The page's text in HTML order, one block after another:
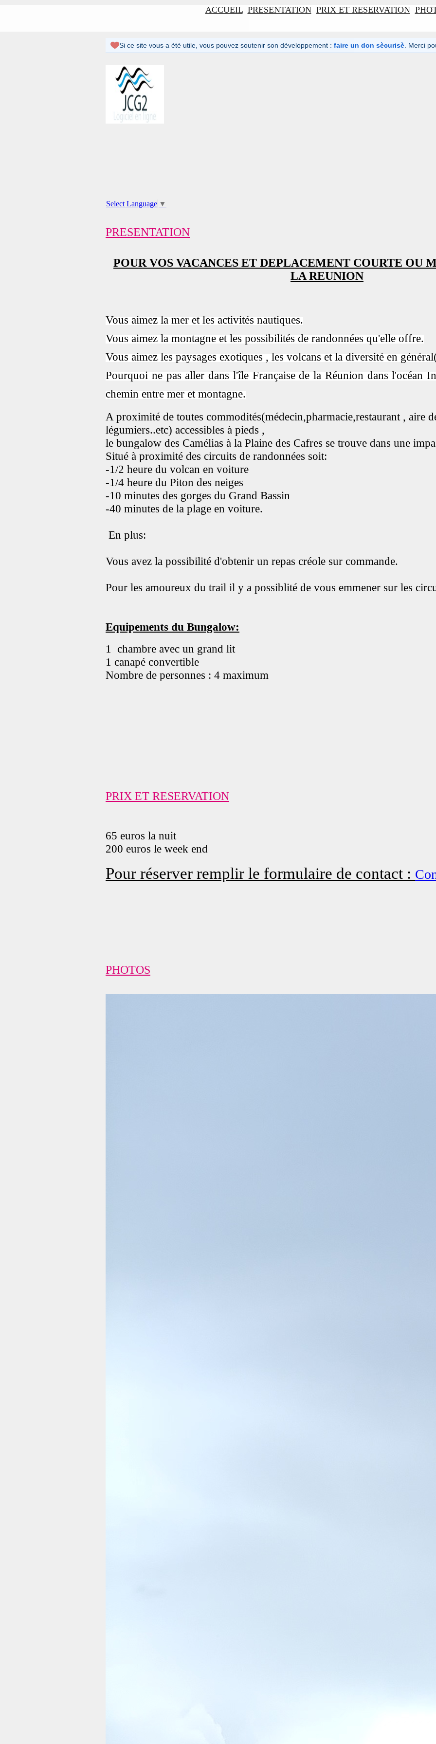
ACCUEIL PRESENTATION PRIX ET RESERVATION
Select Language ▼
PRESENTATION
POUR VOS VACANCES ET DEPLACEMENT COURTE OU
LA REUNION
Vous aimez la mer et les activités nautiques.
Vous aimez la montagne et les possibilités de randonnées qu'elle offre.
Vous aimez les paysages exotiques , les volcans et la diversité en
Pourquoi ne pas aller dans l'île Française de la Réunion dans l'océan
chemin entre mer et montagne.
A proximité de toutes commodités(médecin,pharmacie,restaurant , aire
légumiers..etc) accessibles à pieds ,
le bungalow des Camélias à la Plaine des Cafres se trouve dans une
Situé à proximité des circuits de randonnées soit:
-1/2 heure du volcan en voiture
-1/4 heure du Piton des neiges
-10 minutes des gorges du Grand Bassin
-40 minutes de la plage en voiture.
En plus:
Vous avez la possibilité d'obtenir un repas créole sur commande.
Pour les amoureux du trail il y a possiblité de vous emmener sur les
Equipements du Bungalow:
1 chambre avec un grand lit
1 canapé convertible
Nombre de personnes : 4 maximum
PRIX ET RESERVATION
65 euros la nuit
200 euros le week end
Pour réserver remplir le formulaire de contact :
PHOTOS